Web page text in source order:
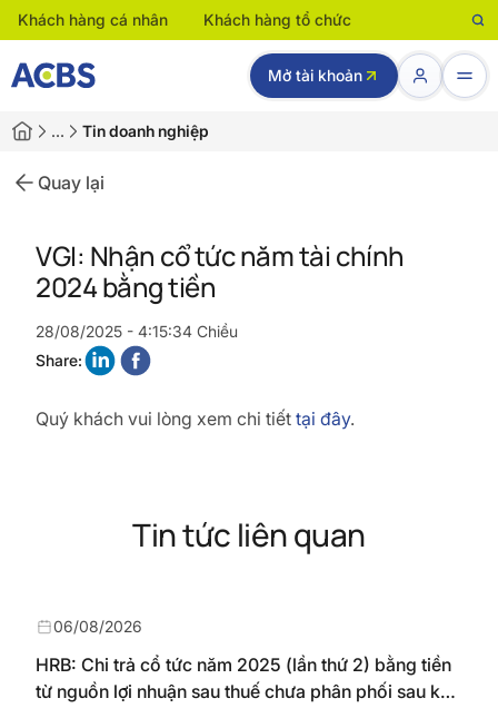
Khách hàng cá nhân Khách hàng tổ chức
Mở tài khoản
… Tin doanh nghiệp
Quay lại
VGI: Nhận cổ tức năm tài chính
2024 bằng tiền
28/08/2025 - 4:15:34 Chiều
Share:
Quý khách vui lòng xem chi tiết tại đây.
Tin tức liên quan
HRB: Chi trả cổ tức năm 2025 (lần thứ 2) bằng tiền
từ nguồn lợi nhuận sau thuế chưa phân phối sau khi
06/08/2026